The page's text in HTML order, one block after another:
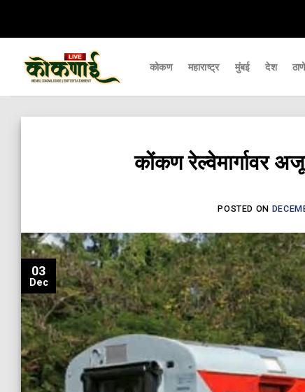
कोकण महाराष्ट्र मुंबई देश
कोंकण रेल्वेमार्गावर
POSTED ON
03
Dec